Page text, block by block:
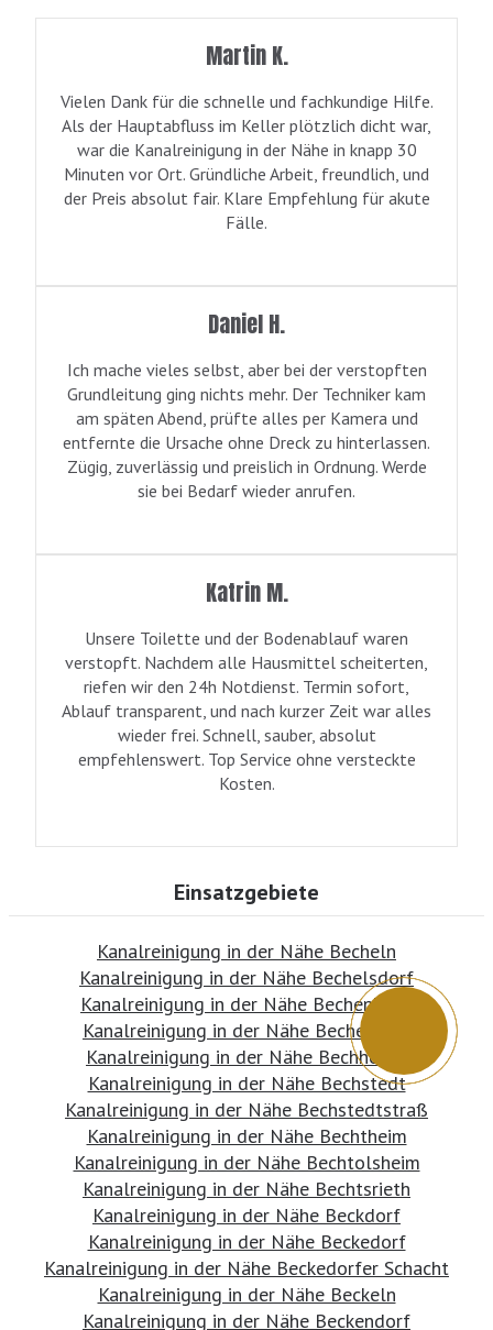
Martin K.
Vielen Dank für die schnelle und fachkundige Hilfe.
Als der Hauptabfluss im Keller plötzlich dicht war,
war die Kanalreinigung in der Nähe in knapp 30
Minuten vor Ort. Gründliche Arbeit, freundlich, und
der Preis absolut fair. Klare Empfehlung für akute
Fälle.
Daniel H.
Ich mache vieles selbst, aber bei der verstopften
Grundleitung ging nichts mehr. Der Techniker kam
am späten Abend, prüfte alles per Kamera und
entfernte die Ursache ohne Dreck zu hinterlassen.
Zügig, zuverlässig und preislich in Ordnung. Werde
sie bei Bedarf wieder anrufen.
Katrin M.
Unsere Toilette und der Bodenablauf waren
verstopft. Nachdem alle Hausmittel scheiterten,
riefen wir den 24h Notdienst. Termin sofort,
Ablauf transparent, und nach kurzer Zeit war alles
wieder frei. Schnell, sauber, absolut
empfehlenswert. Top Service ohne versteckte
Kosten.
Einsatzgebiete
Kanalreinigung in der Nähe Becheln
Kanalreinigung in der Nähe Bechelsdorf
Kanalreinigung in der Nähe Bechenheim
Kanalreinigung in der Nähe Becherbach
Kanalreinigung in der Nähe Bechhofen
Kanalreinigung in der Nähe Bechstedt
Kanalreinigung in der Nähe Bechstedtstraß
Kanalreinigung in der Nähe Bechtheim
Kanalreinigung in der Nähe Bechtolsheim
Kanalreinigung in der Nähe Bechtsrieth
Kanalreinigung in der Nähe Beckdorf
Kanalreinigung in der Nähe Beckedorf
Kanalreinigung in der Nähe Beckedorfer Schacht
Kanalreinigung in der Nähe Beckeln
Kanalreinigung in der Nähe Beckendorf